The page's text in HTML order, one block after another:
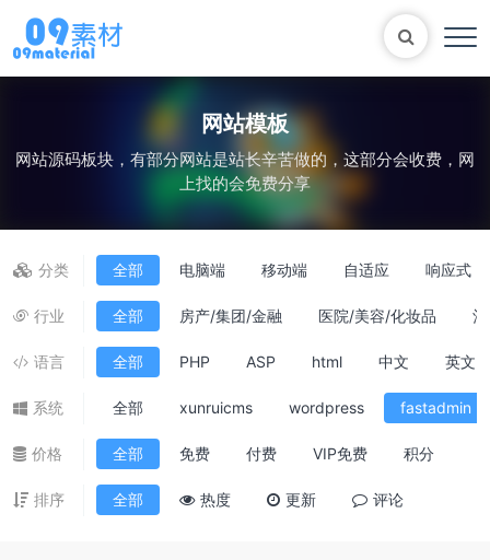
Bootstrap 表单 尼尔机械纪元 轮播
知识库
网站模板
网站源码板块，有部分网站是站长辛苦做的，这部分会收费，网
上找的会免费分享
分类 全部 电脑端 移动端 自适应 响应式
行业 全部 房产/集团/金融 医院/美容/化妆品
语言 全部 PHP ASP html 中文 英文
系统 全部 xunruicms wordpress fastadmin
价格 全部 免费 付费 VIP免费 积分
排序 全部 热度 更新 评论